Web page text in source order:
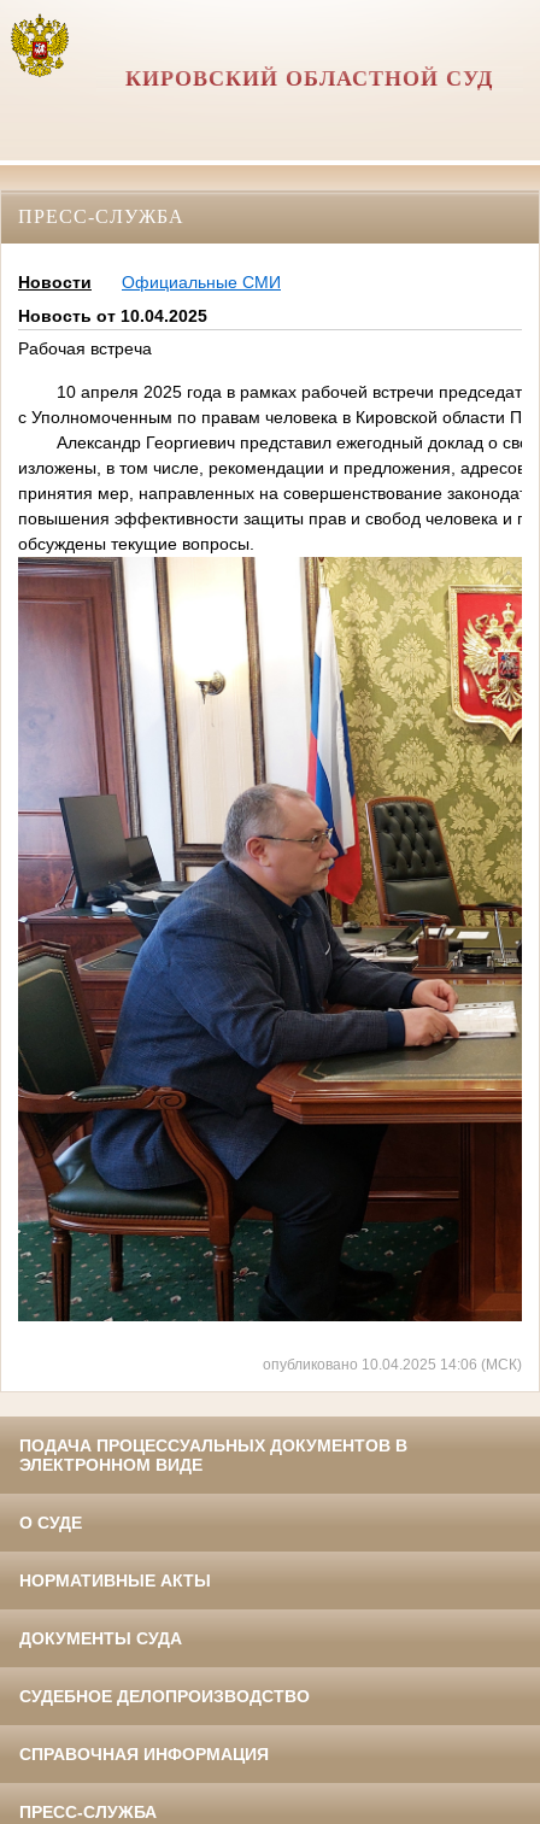
КИРОВСКИЙ ОБЛАСТНОЙ СУД
ПРЕСС-СЛУЖБА
Новости
Официальные СМИ
Новость от 10.04.2025
Рабочая встреча
10 апреля 2025 года в рамках рабочей встречи
с Уполномоченным по правам человека в Кировской области
Александр Георгиевич представил ежегодный доклад о
изложены, в том числе, рекомендации и предложения,
принятия мер, направленных на совершенствование
повышения эффективности защиты прав и свобод человека и
обсуждены текущие вопросы.
опубликовано 10.04.2025 14:06 (МСК)
ПОДАЧА ПРОЦЕССУАЛЬНЫХ ДОКУМЕНТОВ В
ЭЛЕКТРОННОМ ВИДЕ
О СУДЕ
НОРМАТИВНЫЕ АКТЫ
ДОКУМЕНТЫ СУДА
СУДЕБНОЕ ДЕЛОПРОИЗВОДСТВО
СПРАВОЧНАЯ ИНФОРМАЦИЯ
ПРЕСС-СЛУЖБА